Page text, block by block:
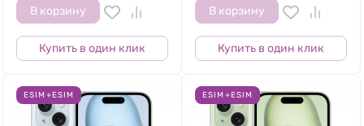
В корзину
Купить в один клик
В корзину
Купить в один клик
ESIM+ESIM ESIM+ESIM